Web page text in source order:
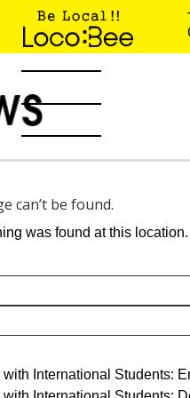
can’t be found.
was found at this
International Students: